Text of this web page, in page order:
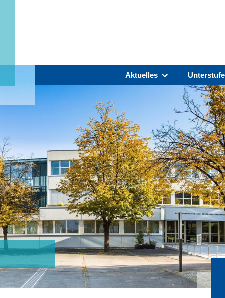
Aktuelles Unterstufe